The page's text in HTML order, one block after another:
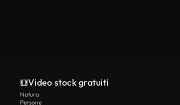
Video stock gratuiti
Natura
Persone